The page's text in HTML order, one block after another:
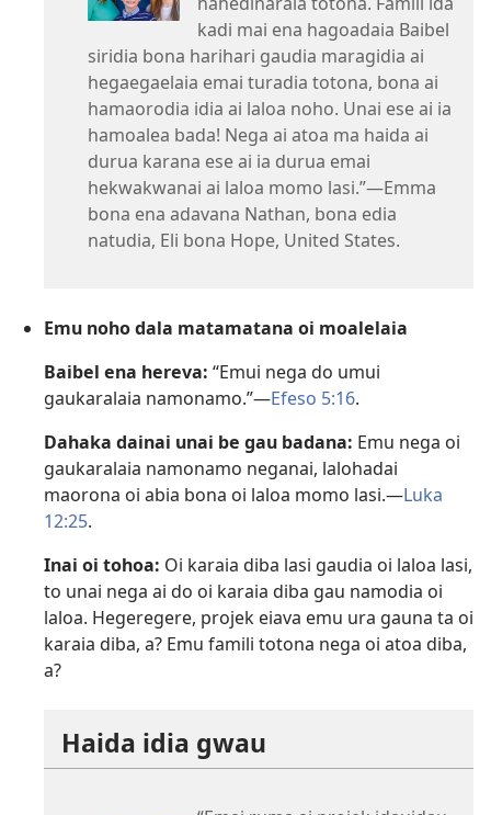
kadi mai ena hagoadaia Baibel
siridia bona harihari gaudia maragidia ai
hegaegaelaia emai turadia totona, bona ai
hamaorodia idia ai laloa noho. Unai ese ai ia
hamoalea bada! Nega ai atoa ma haida ai
durua karana ese ai ia durua emai
hekwakwanai ai laloa momo lasi.”​—Emma
bona ena adavana Nathan, bona edia
natudia, Eli bona Hope, United States.
Emu noho dala matamatana oi moalelaia
Baibel ena hereva: “Emui nega do umui
gaukaralaia namonamo.”​—Efeso 5:16.
Dahaka dainai unai be gau badana: Emu nega oi
gaukaralaia namonamo neganai, lalohadai
maorona oi abia bona oi laloa momo lasi.​—Luka
12:25.
Inai oi tohoa: Oi karaia diba lasi gaudia oi laloa lasi,
to unai nega ai do oi karaia diba gau namodia oi
laloa. Hegeregere, projek eiava emu ura gauna ta oi
karaia diba, a? Emu famili totona nega oi atoa diba,
a?
Haida idia gwau